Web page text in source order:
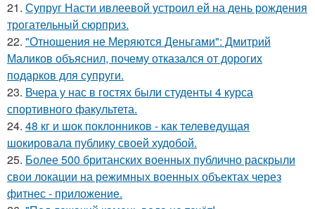
21. Супруг Насти ивлеевой устроил ей на день рождения
трогательный сюрприз.
22. "Отношения не Меряются Деньгами": Дмитрий
Маликов объяснил, почему отказался от дорогих
подарков для супруги.
23. Вчера у нас в гостях были студенты 4 курса
спортивного факультета.
24. 48 кг и шок поклонников - как телеведущая
шокировала публику своей худобой.
25. Более 500 британских военных публично раскрыли
свои локации на режимных военных объектах через
фитнес - приложение.